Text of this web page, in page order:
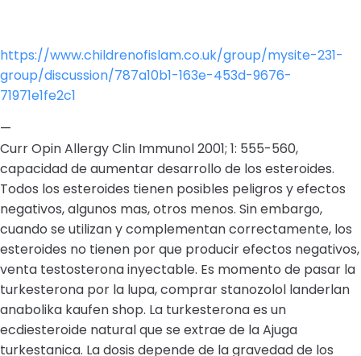
https://www.childrenofislam.co.uk/group/mysite-231-
group/discussion/787a10b1-163e-453d-9676-
71971e1fe2c1
—
Curr Opin Allergy Clin Immunol 2001; 1: 555-560,
capacidad de aumentar desarrollo de los esteroides.
Todos los esteroides tienen posibles peligros y efectos
negativos, algunos mas, otros menos. Sin embargo,
cuando se utilizan y complementan correctamente, los
esteroides no tienen por que producir efectos negativos,
venta testosterona inyectable. Es momento de pasar la
turkesterona por la lupa, comprar stanozolol landerlan
anabolika kaufen shop. La turkesterona es un
ecdiesteroide natural que se extrae de la Ajuga
turkestanica. La dosis depende de la gravedad de los